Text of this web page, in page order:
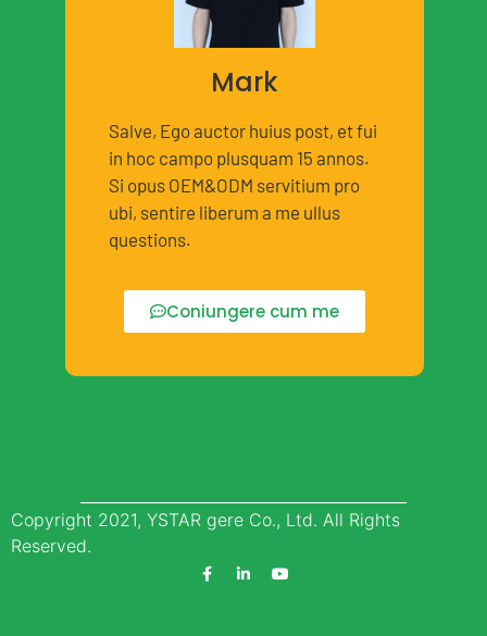
Mark
Salve, Ego auctor huius post, et fui
in hoc campo plusquam 15 annos.
Si opus OEM&ODM servitium pro
ubi, sentire liberum a me ullus
questions.
Coniungere cum me
Copyright 2021, YSTAR gere Co., Ltd. All Rights
Reserved.